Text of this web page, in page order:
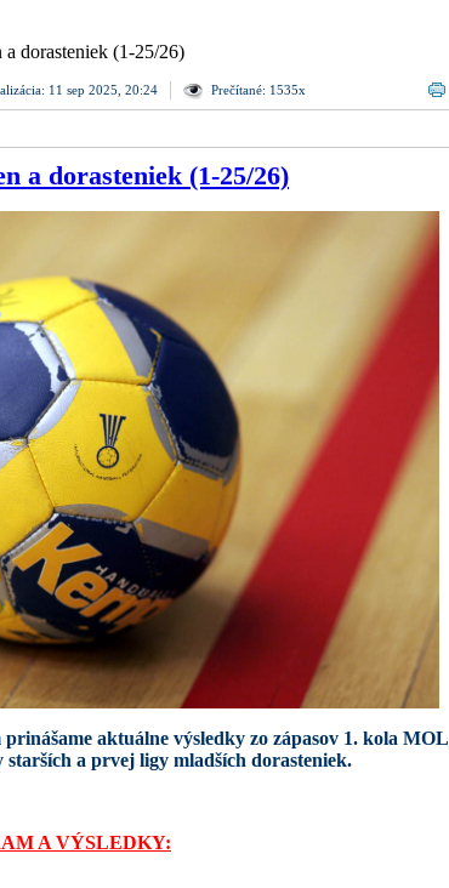
dorasteniek (1-25/26)
11 sep 2025, 20:24 Prečítané: 1535x
a dorasteniek (1-25/26)
aktuálne výsledky zo zápasov 1. kola MOL
a prvej ligy mladších dorasteniek.
A VÝSLEDKY: